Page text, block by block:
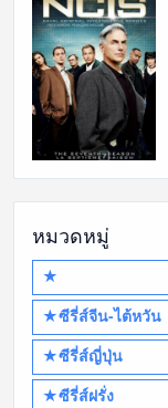
หมวดหมู่
★
★ซีรี่ส์จีน-ไต้หวัน
★ซีรี่ส์ญี่ปุ่น
★ซีรี่ส์ฝรั่ง